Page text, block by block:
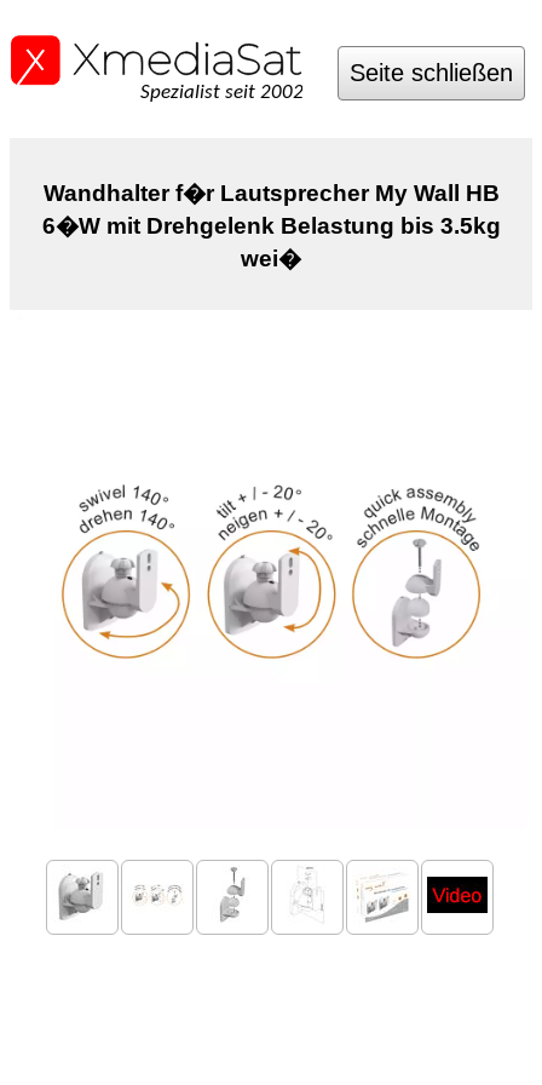
Spezialist seit 2002
Seite schließen
Wandhalter f�r Lautsprecher My Wall HB
6�W mit Drehgelenk Belastung bis 3.5kg
wei�